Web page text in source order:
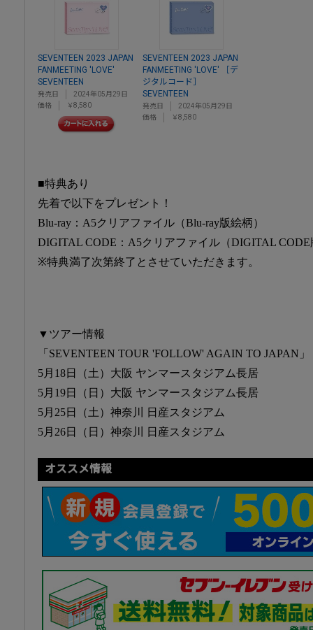
SEVENTEEN 2023 JAPAN
FANMEETING 'LOVE'
SEVENTEEN
発売日
2024年05月29日
価格
￥8,580
SEVENTEEN 2023 JAPAN
FANMEETING 'LOVE' ［デ
ジタルコード］
SEVENTEEN
発売日
2024年05月29日
価格
￥8,580
■特典あり
先着で以下をプレゼント！
Blu-ray：A5クリアファイル（Blu-ray版絵柄）
DIGITAL CODE：A5クリアファイル（DIGITAL CODE
※特典満了次第終了とさせていただきます。
▼ツアー情報
「SEVENTEEN TOUR 'FOLLOW' AGAIN TO JAPAN」
5月18日（土）大阪 ヤンマースタジアム長居
5月19日（日）大阪 ヤンマースタジアム長居
5月25日（土）神奈川 日産スタジアム
5月26日（日）神奈川 日産スタジアム
オススメ情報